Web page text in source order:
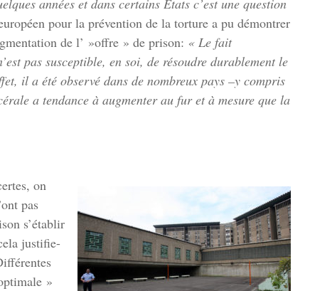
années et dans certains États c’est une question
pour la prévention de la torture a pu démontrer
de l’ »offre » de prison: « Le fait
pas susceptible, en soi, de résoudre durablement le
il a été observé dans de nombreux pays –y compris
a tendance à augmenter au fur et à mesure que la
on
pas
s’établir
justifie-
»